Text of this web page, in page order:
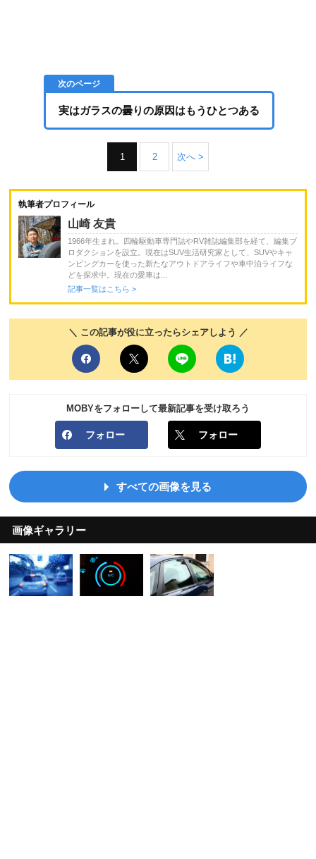
実はガラスの曇りの原因はもうひとつある
1 2 次へ >
執筆者プロフィール
山崎 友貴
1966年生まれ。四輪駆動車専門誌やRV雑誌編集部を経て、編集ブ
ロダクションを設立。現在はSUV生活研究家として、SUVやキャ
ンピングカーを使った新たなアウトドアライフや車中泊ライフな
どを探求中。現在の愛車は...
記事一覧はこちら >
＼ この記事が役に立ったらシェアしよう ／
MOBYをフォローして最新記事を受け取ろう
フォロー フォロー
すべての画像を見る
画像ギャラリー